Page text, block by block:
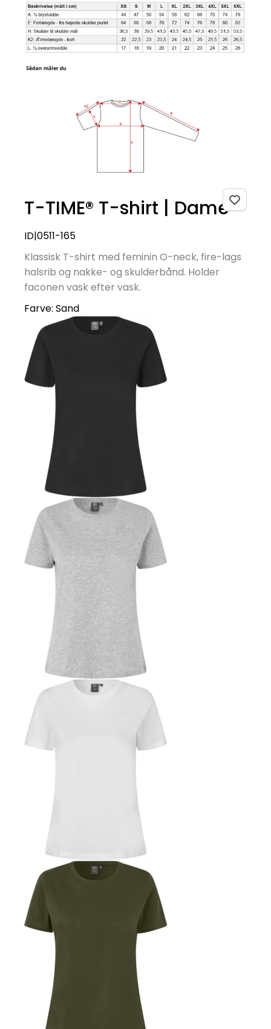
T-TIME® T-shirt | Dame
ID|0511-165
Klassisk T-shirt med feminin O-neck, fire-lags
halsrib og nakke- og skulderbånd. Holder
faconen vask efter vask.
Farve: Sand